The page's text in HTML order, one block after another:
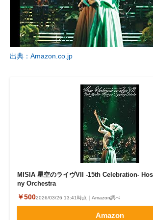
出典：Amazon.co.jp
MISIA 星空のライヴVII -15th Celebration-
ny Orchestra
￥5002026/03/26 13:41時点｜Amazon調べ
Amazon